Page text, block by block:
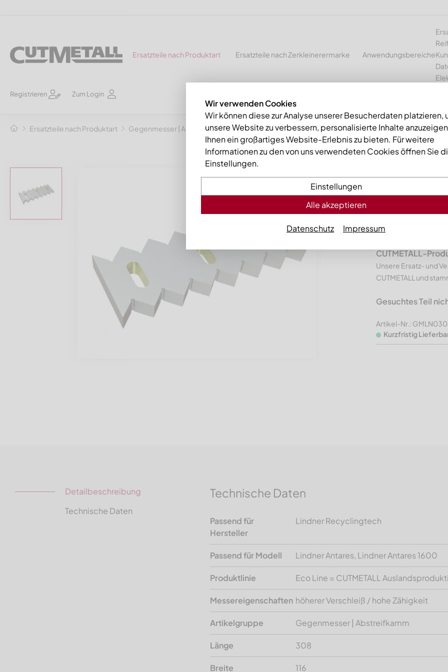
Ersatzteile nach Produktart Ersatzteile nach Zerkleinerermarke Anwendungsbereiche
Registrieren Zum Login
Ersatzteile nach Produktart Gegenmesser | Abstreifkämme Gegenmesser 308x116x27, Eco Line, Ausführung 43, W9-
CUTMETALL-
Unsere Ersatz- und
CUTMETALL und
Gesuchtes Teil
Artikel-Nr.:
Kurzfristig
Detailbeschreibung
Technische Daten
Technische Daten
Passend für
Hersteller
Lindner Recyclingtech
Passend für Modell Lindner Antares, Lindner Antares 1600
Produktlinie Eco Line = CUTMETALL
Messereigenschaften höherer Verschleiß / hohe Zähigkeit
Artikelgruppe Gegenmesser | Abstreifkamm
Länge 308
Breite 116
Wir verwenden Cookies
Wir können diese zur Analyse unserer Besucherdaten platzieren,
unsere Website zu verbessern, personalisierte Inhalte
Ihnen ein großartiges Website-Erlebnis zu bieten. Für weitere
Informationen zu den von uns verwendeten Cookies öffnen Sie
Einstellungen.
Einstellungen
Alle akzeptieren
Datenschutz Impressum